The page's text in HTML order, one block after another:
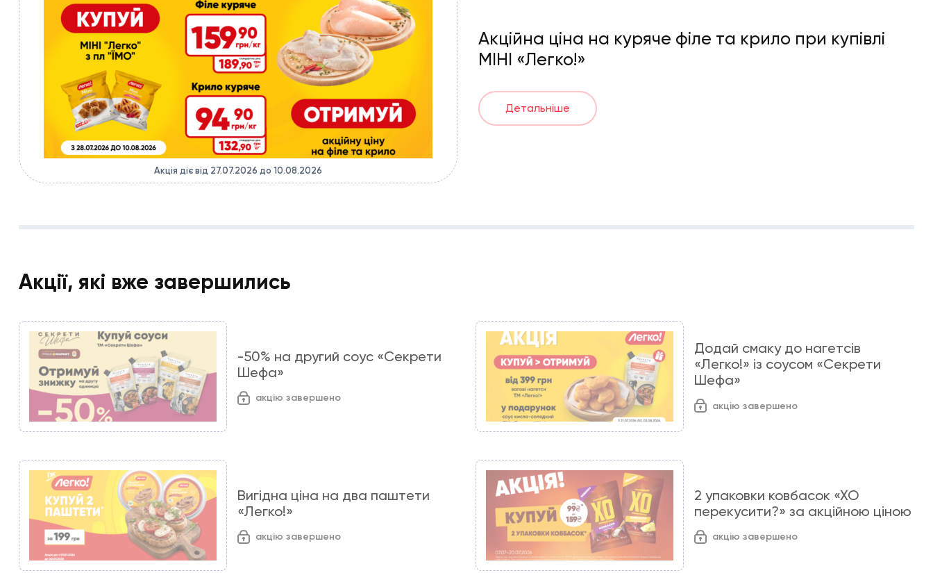
Акція діє від 27.07.2026 до 10.08.2026
Акційна ціна на куряче філе та крило при купівлі
МІНІ «Легко!»
Детальніше
Акції, які вже завершились
-50% на другий соус «Секрети
Шефа»
акцію завершено
Додай смаку до нагетсів
«Легко!» із соусом «Секрети
Шефа»
акцію завершено
Вигідна ціна на два паштети
«Легко!»
акцію завершено
2 упаковки ковбасок «ХО
перекусити?» за акційною ціною
акцію завершено